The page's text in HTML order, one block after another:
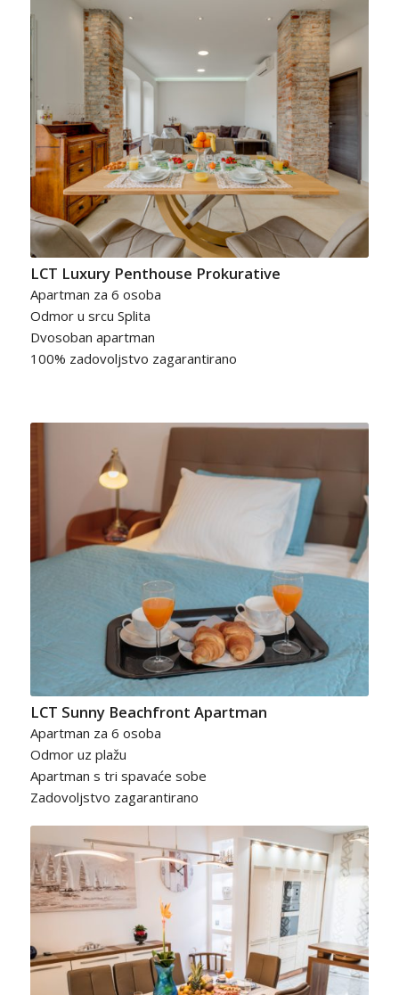
LCT Luxury Penthouse Prokurative
Apartman za 6 osoba
Odmor u srcu Splita
Dvosoban apartman
100% zadovoljstvo zagarantirano
LCT Sunny Beachfront Apartman
Apartman za 6 osoba
Odmor uz plažu
Apartman s tri spavaće sobe
Zadovoljstvo zagarantirano